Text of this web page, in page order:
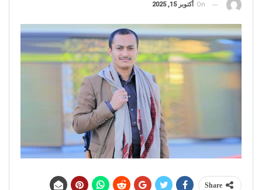
On أكتوبر 15, 2025
Share